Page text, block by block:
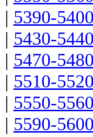
| 5390-
| 5430-
| 5470-
| 5510-
| 5550-
| 5590-